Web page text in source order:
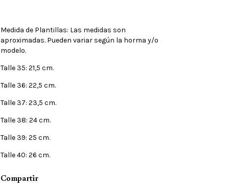
Medida de Plantillas: Las medidas son
aproximadas. Pueden variar según la horma y/o
modelo.
Talle 35: 21,5 cm.
Talle 36: 22,5 cm.
Talle 37: 23,5 cm.
Talle 38: 24 cm.
Talle 39: 25 cm.
Talle 40: 26 cm.
Compartir